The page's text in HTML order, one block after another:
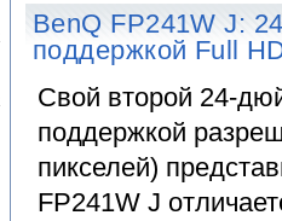
BenQ FP241W J:
поддержкой Full
Свой второй 24-
поддержкой
пикселей)
FP241W J